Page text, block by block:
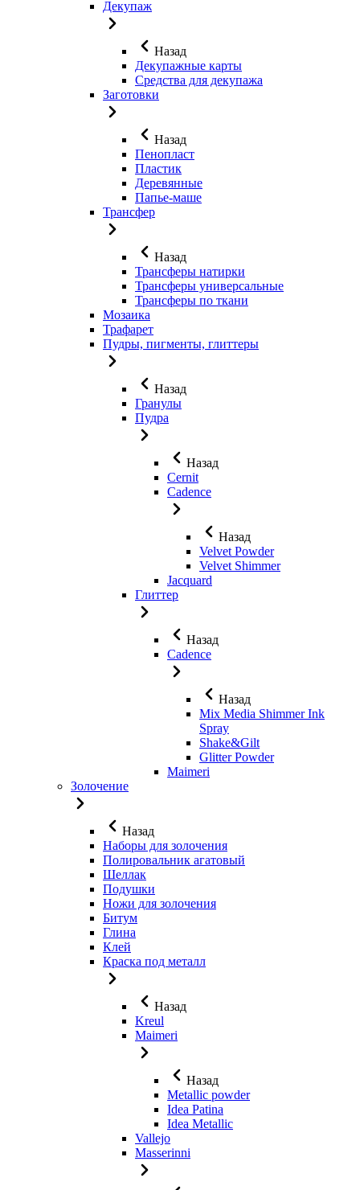
Декупаж
Назад
Декупажные карты
Средства для декупажа
Заготовки
Назад
Пенопласт
Пластик
Деревянные
Папье-маше
Трансфер
Назад
Трансферы натирки
Трансферы универсальные
Трансферы по ткани
Мозаика
Трафарет
Пудры, пигменты, глиттеры
Назад
Гранулы
Пудра
Назад
Cernit
Cadence
Назад
Velvet Powder
Velvet Shimmer
Jaсquard
Глиттер
Назад
Cadence
Назад
Mix Media Shimmer Ink
Spray
Shake&Gilt
Glitter Powder
Maimeri
Золочение
Назад
Наборы для золочения
Полировальник агатовый
Шеллак
Подушки
Ножи для золочения
Битум
Глина
Клей
Краска под металл
Назад
Kreul
Maimeri
Назад
Metallic powder
Idea Patina
Idea Metallic
Vallejo
Masserinni